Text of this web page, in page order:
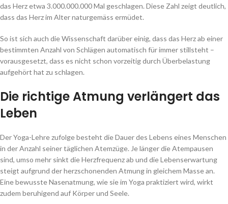
das Herz etwa 3.000.000.000 Mal geschlagen. Diese Zahl zeigt deutlich,
dass das Herz im Alter naturgemäss ermüdet.
So ist sich auch die Wissenschaft darüber einig, dass das Herz ab einer
bestimmten Anzahl von Schlägen automatisch für immer stillsteht –
vorausgesetzt, dass es nicht schon vorzeitig durch Überbelastung
aufgehört hat zu schlagen.
Die richtige Atmung verlängert das
Leben
Der Yoga-Lehre zufolge besteht die Dauer des Lebens eines Menschen
in der Anzahl seiner täglichen Atemzüge. Je länger die Atempausen
sind, umso mehr sinkt die Herzfrequenz ab und die Lebenserwartung
steigt aufgrund der herzschonenden Atmung in gleichem Masse an.
Eine bewusste Nasenatmung, wie sie im Yoga praktiziert wird, wirkt
zudem beruhigend auf Körper und Seele.